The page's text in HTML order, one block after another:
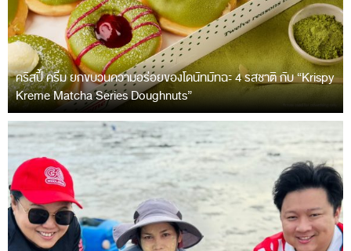
คริสปี้ ครีม ยกขบวนความอร่อยของโดนัทมัทฉะ 4 รสชาติ กับ “Krispy
Kreme Matcha Series Doughnuts”